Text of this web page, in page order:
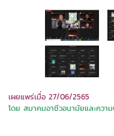
เผยแพร่เมื่อ 27/06/2565
โดย สมาคมอาชีวอนามัยและควา